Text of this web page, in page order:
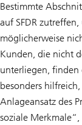
Bestimmte
auf SFDR
möglicherweise
Kunden, die nicht
unterliegen,
besonders
Anlageansatz des
soziale